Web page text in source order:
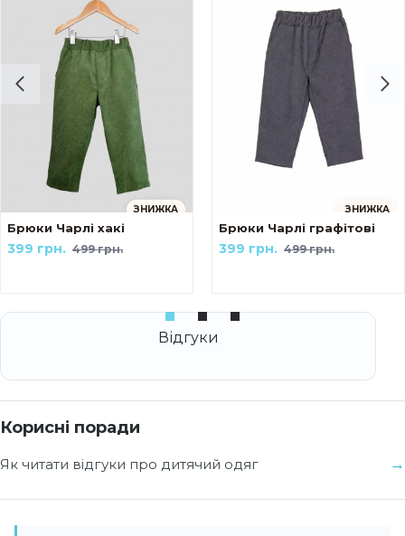
Українські мотиви The козак
ЗНИЖКА
Брюки Чарлі хакі
499 грн.
399 грн.
ЗНИЖКА
Брюки Чарлі графітові
499 грн.
399 грн.
Корисні поради
Як читати відгуки про дитячий одяг